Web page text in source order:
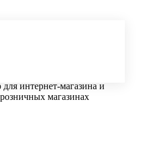
интернет-магазина и
магазинах